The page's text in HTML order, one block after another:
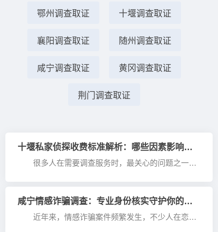
鄂州调查取证 十堰调查取证
襄阳调查取证 随州调查取证
咸宁调查取证 黄冈调查取证
荆门调查取证
十堰私家侦探收费标准解析：哪些因素影响调查费用？
很多人在需要调查服务时，最关心的问题之一就
要受到多个···
咸宁情感诈骗调查：专业身份核实守护你的感情与财产安全
近年来，情感诈骗案件频繁发生，不少人在恋爱